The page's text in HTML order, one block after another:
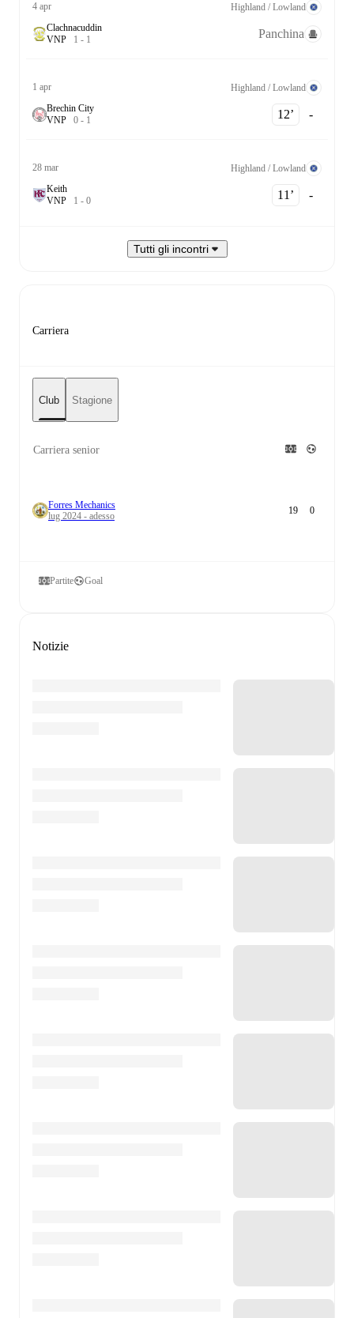
4 apr
Highland / Lowland
Clachnacuddin
VNP 1 - 1 Panchina
1 apr
Highland / Lowland
Brechin City
VNP 0 - 1 12‎’‎ -
28 mar
Highland / Lowland
Keith
VNP 1 - 0 11‎’‎ -
Tutti gli incontri
Carriera
Club Stagione
Carriera senior
Forres Mechanics
lug 2024 - adesso
19 0
Partite Goal
Notizie